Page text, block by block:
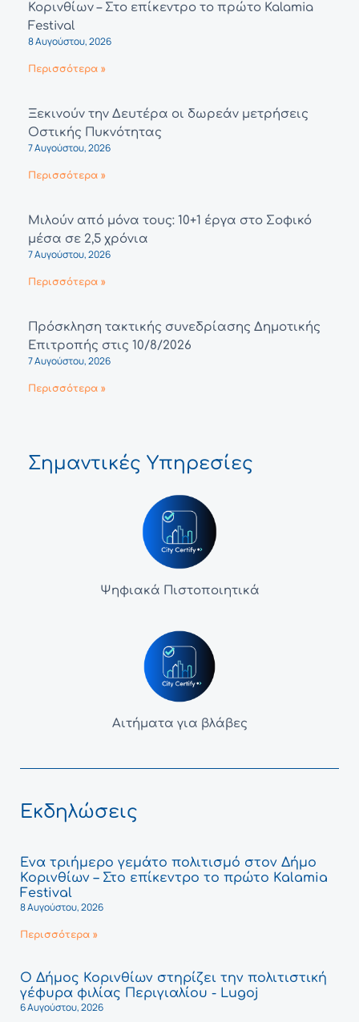
Κορινθίων – Στο επίκεντρο το πρώτο Kalamia
Festival
8 Αυγούστου, 2026
Περισσότερα »
Ξεκινούν την Δευτέρα οι δωρεάν μετρήσεις
Οστικής Πυκνότητας
7 Αυγούστου, 2026
Περισσότερα »
Μιλούν από μόνα τους: 10+1 έργα στο Σοφικό
μέσα σε 2,5 χρόνια
7 Αυγούστου, 2026
Περισσότερα »
Πρόσκληση τακτικής συνεδρίασης Δημοτικής
Επιτροπής στις 10/8/2026
7 Αυγούστου, 2026
Περισσότερα »
Σημαντικές Υπηρεσίες
Ψηφιακά Πιστοποιητικά
Αιτήματα για βλάβες
Εκδηλώσεις
Ένα τριήμερο γεμάτο πολιτισμό στον Δήμο
Κορινθίων – Στο επίκεντρο το πρώτο Kalamia
Festival
8 Αυγούστου, 2026
Περισσότερα »
Ο Δήμος Κορινθίων στηρίζει την πολιτιστική
γέφυρα φιλίας Περιγιαλίου - Lugoj
6 Αυγούστου, 2026